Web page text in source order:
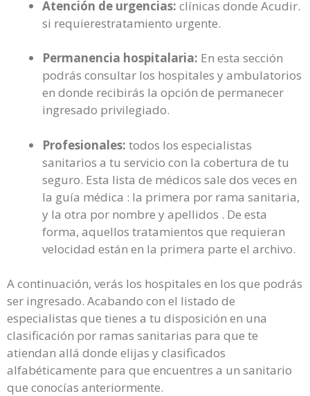
Atención de urgencias: clínicas donde Acudir.
si requierestratamiento urgente.
Permanencia hospitalaria: En esta sección
podrás consultar los hospitales y ambulatorios
en donde recibirás la opción de permanecer
ingresado privilegiado.
Profesionales: todos los especialistas
sanitarios a tu servicio con la cobertura de tu
seguro. Esta lista de médicos sale dos veces en
la guía médica : la primera por rama sanitaria,
y la otra por nombre y apellidos . De esta
forma, aquellos tratamientos que requieran
velocidad están en la primera parte el archivo.
A continuación, verás los hospitales en los que podrás
ser ingresado. Acabando con el listado de
especialistas que tienes a tu disposición en una
clasificación por ramas sanitarias para que te
atiendan allá donde elijas y clasificados
alfabéticamente para que encuentres a un sanitario
que conocías anteriormente.